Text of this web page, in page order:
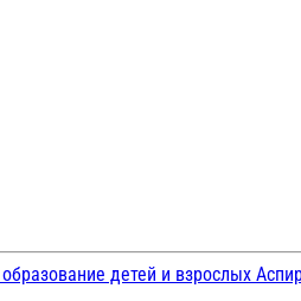
детей и взрослых